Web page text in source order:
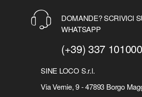
DOMANDE? SCRIVICI
WHATSAPP
(+39) 337
SINE LOCO S.r.l.
Via Vernie, 9 - 47893 Borgo